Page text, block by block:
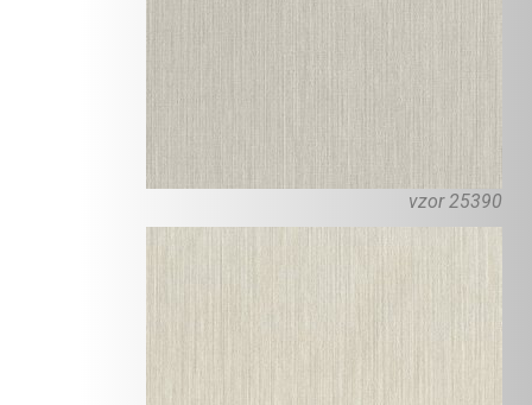
vzor 25390